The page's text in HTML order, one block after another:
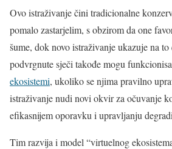
Ovo istraživanje čini tradicionalne
pomalo zastarjelim, s obzirom da one
šume, dok novo istraživanje ukazuje na
podvrgnute sječi takođe mogu
ekosistemi, ukoliko se njima pravilno
istraživanje nudi novi okvir za očuvanje
efikasnijem oporavku i upravljanju
Tim razvija i model “virtuelnog